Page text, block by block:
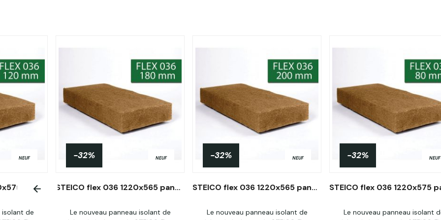
NEUF
STEICO flex 036 1220x575 panneaux isolants laine de bois 120mm R3.3
isolant de
-32% NEUF
STEICO flex 036 1220x565 panneaux isolants laine de bois 180mm R5
Le nouveau panneau isolant de
-32% NEUF
STEICO flex 036 1220x565 panneaux isolants laine de bois 200mm R5.55
Le nouveau panneau isolant de
-32% NEUF
Le nouveau panneau isolant